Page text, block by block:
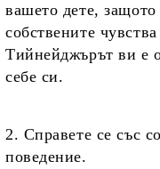
вашето дете,
собствените
Тийнейджърът ви е
себе си.
2. Справете се със
поведение.